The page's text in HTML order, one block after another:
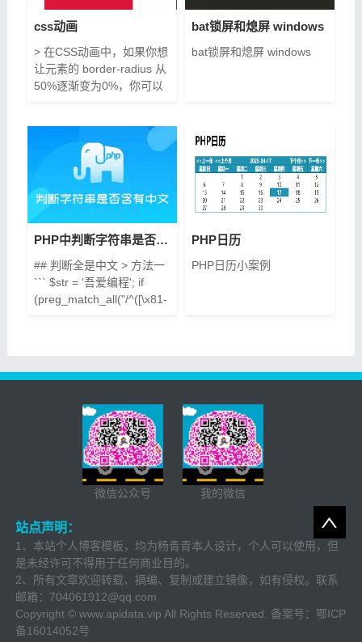
css动画
> 在CSS动画中，如果你想
让元素的 border-radius 从
50%逐渐变为0%，你可以
一个简单的示例： ```css /*
定义一个动画 */
@keyframes
borderRadiusChange { 0%
{ border-radius: 50%; }
100% { border-radius: 0; }
} /* 将动画应用到某个元素
bat锁屏和熄屏 windows
bat锁屏和熄屏 windows
PHP中判断字符串是否含有中文
## 判断全是中文 > 方法一
``` $str = '吾爱编程'; if
(preg_match_all("/^([\x81-
$str="'吾爱it编程";
if(!eregi("[^\x80-
\xff]","$str")){ echo "全是中
PHP日历
PHP日历小案例
微信公众号 我的微信
站点声明：
1、本站个人博客模板，均为杨青青本人设计，个人可以使用，但
是未经许可不得用于任何商业目的。
2、所有文章欢迎转载、摘编、复制或建立镜像，如有侵权。联系
邮箱： 704061912@qq.com
Copyright © www.apidata.vip All Rights Reserved. 备案号： 鄂ICP
备16014052号